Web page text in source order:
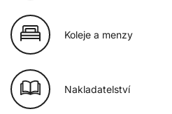
Koleje a menzy
Nakladatelství